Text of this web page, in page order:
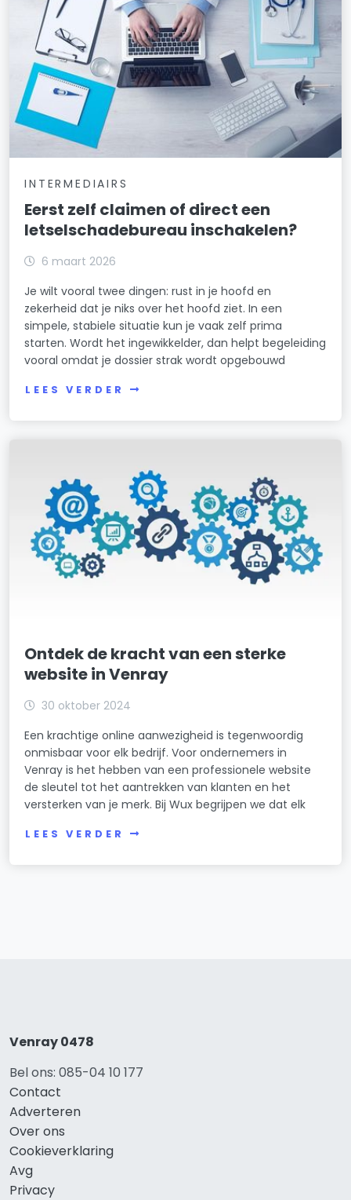
INTERMEDIAIRS
Eerst zelf claimen of direct een
letselschadebureau inschakelen?
6 maart 2026
Je wilt vooral twee dingen: rust in je hoofd en
zekerheid dat je niks over het hoofd ziet. In een
simpele, stabiele situatie kun je vaak zelf prima
starten. Wordt het ingewikkelder, dan helpt begeleiding
vooral omdat je dossier strak wordt opgebouwd
LEES VERDER
Ontdek de kracht van een sterke
website in Venray
30 oktober 2024
Een krachtige online aanwezigheid is tegenwoordig
onmisbaar voor elk bedrijf. Voor ondernemers in
Venray is het hebben van een professionele website
de sleutel tot het aantrekken van klanten en het
versterken van je merk. Bij Wux begrijpen we dat elk
LEES VERDER
Venray 0478
Bel ons: 085-04 10 177
Contact
Adverteren
Over ons
Cookieverklaring
Avg
Privacy